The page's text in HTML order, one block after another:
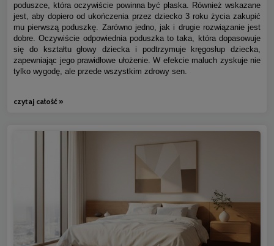
poduszce, która oczywiście powinna być płaska. Również wskazane
jest, aby dopiero od ukończenia przez dziecko 3 roku życia zakupić
mu pierwszą poduszkę. Zarówno jedno, jak i drugie rozwiązanie jest
dobre. Oczywiście odpowiednia poduszka to taka, która dopasowuje
się do kształtu głowy dziecka i podtrzymuje kręgosłup dziecka,
zapewniając jego prawidłowe ułożenie. W efekcie maluch zyskuje nie
tylko wygodę, ale przede wszystkim zdrowy sen.
czytaj całość »